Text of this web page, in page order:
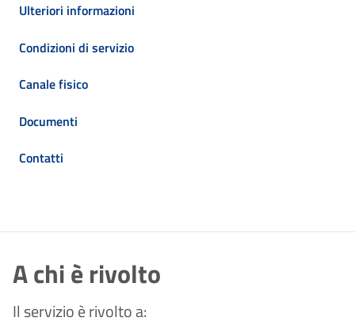
Ulteriori informazioni
Condizioni di servizio
Canale fisico
Documenti
Contatti
A chi è rivolto
Il servizio è rivolto a: